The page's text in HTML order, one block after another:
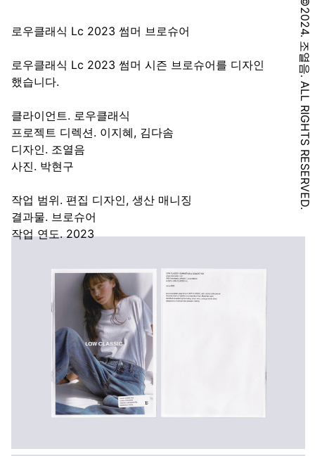
로우클래식 Lc 2023 썸머 브로슈어
로우클래식 Lc 2023 썸머 시즌 브로슈어를 디자인
했습니다.
클라이언트. 로우클래식
프로젝트 디렉션. 이지혜, 김다솜
디자인. 조열음
사진. 박현구
작업 범위. 편집 디자인, 생산 매니징
결과물. 브로슈어
작업 연도. 2023
©2024. 조열음. ALL RIGHTS RESERVED.